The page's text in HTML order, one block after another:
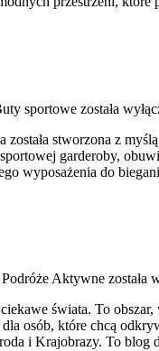
sportowe została
stworzona z
garderoby,
wyposażenia do
Podróże Aktywne została
świata. To
dla osób, które chcą
i Krajobrazy. To